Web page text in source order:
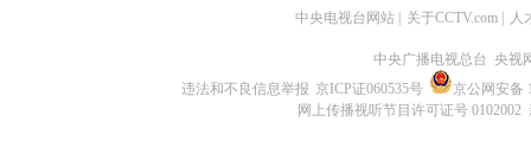
中央电视台网站 关于CCTV.com 人
中央广播电视总台 央视
违法和不良信息举报 京ICP证060535号
京公网安备
网上传播视听节目许可证号 0102002